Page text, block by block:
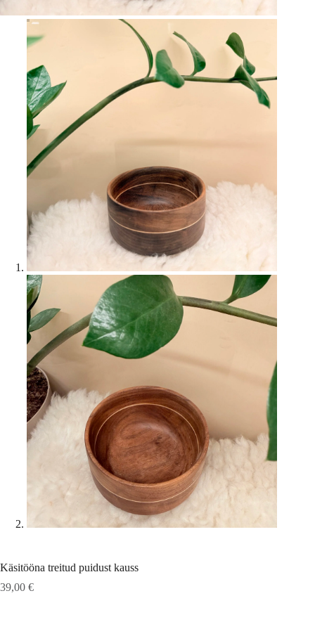
Käsitööna treitud puidust kauss
39,00 €